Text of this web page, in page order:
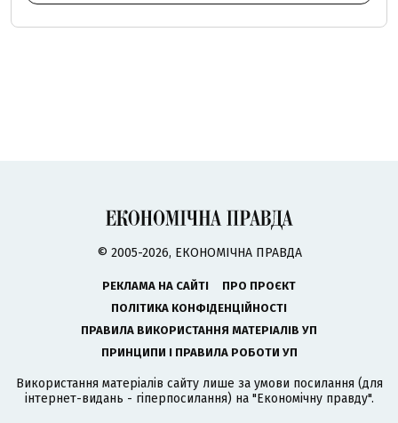
© 2005-2026, ЕКОНОМІЧНА ПРАВДА
РЕКЛАМА НА САЙТІ
ПРО ПРОЄКТ
ПОЛІТИКА КОНФІДЕНЦІЙНОСТІ
ПРАВИЛА ВИКОРИСТАННЯ МАТЕРІАЛІВ УП
ПРИНЦИПИ І ПРАВИЛА РОБОТИ УП
Використання матеріалів сайту лише за умови посилання (для
інтернет-видань - гіперпосилання) на "Економічну правду".